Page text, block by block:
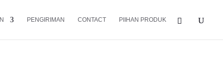
PENGIRIMAN CONTACT PIIHAN PRODUK